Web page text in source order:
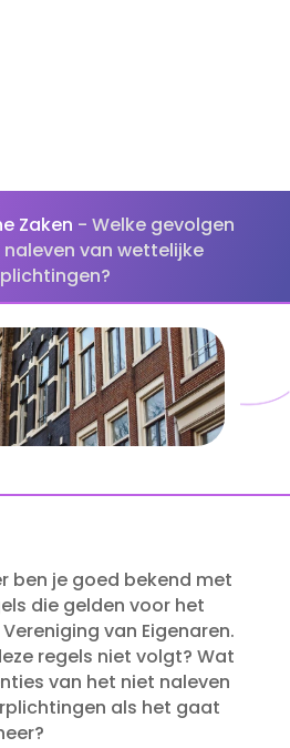
Zaken - Welke gevolgen
van wettelijke
ben je goed bekend met
die gelden voor het
van Eigenaren.​
regels niet volgt? Wat
van het niet naleven
als het gaat